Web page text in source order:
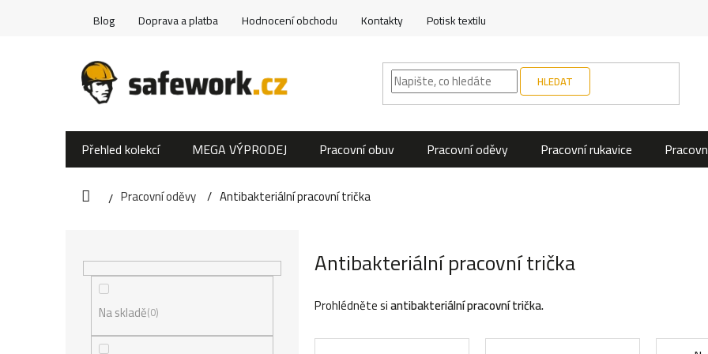
Blog Doprava a platba Hodnocení obchodu Kontakty Potisk textilu
HLEDAT
Přehled kolekcí MEGA VÝPRODEJ Pracovní obuv Pracovní oděvy Pracovní rukavice
DomůPracovní oděvy Antibakteriální pracovní trička
Na skladě 0
Antibakteriální pracovní trička
Prohlédněte siantibakteriální pracovní trička.